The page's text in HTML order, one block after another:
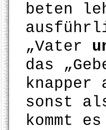
beten
„Vater
das
knapper
sonst
kommt